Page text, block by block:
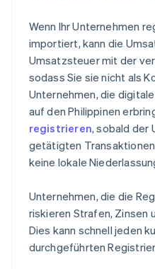
Wenn Ihr Unternehmen
importiert, kann die
Umsatzsteuer mit der
sodass Sie sie nicht als
Unternehmen, die
auf den Philippinen
registrieren, sobald der
getätigten Transaktionen
keine lokale
Unternehmen, die die
riskieren Strafen, Zinsen
Dies kann schnell jeden
durchgeführten